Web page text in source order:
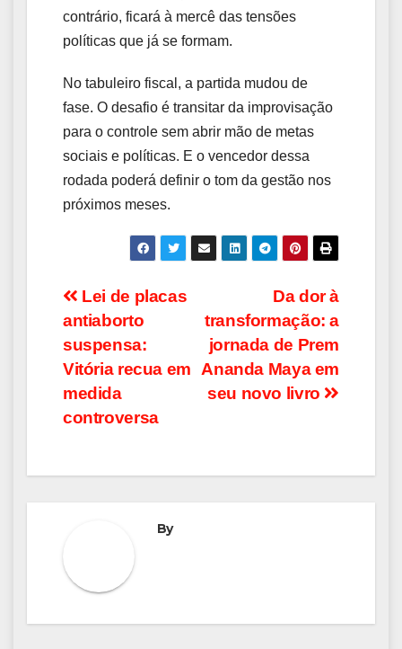
contrário, ficará à mercê das tensões
políticas que já se formam.
No tabuleiro fiscal, a partida mudou de
fase. O desafio é transitar da improvisação
para o controle sem abrir mão de metas
sociais e políticas. E o vencedor dessa
rodada poderá definir o tom da gestão nos
próximos meses.
Navegação
de
Post
Da dor à
transformação: a
jornada de Prem
Ananda Maya em
seu novo livro
Lei de placas
antiaborto
suspensa:
Vitória recua em
medida
controversa
By